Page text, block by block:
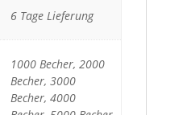
6 Tage Lieferung
1000 Becher, 2000
Becher, 3000
Becher, 4000